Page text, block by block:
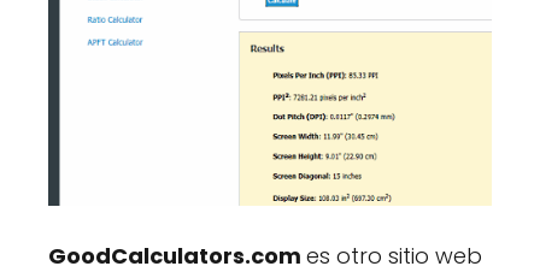
GoodCalculators.com es otro sitio web